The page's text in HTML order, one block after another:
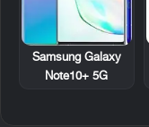
Samsung Galaxy
Note10+ 5G